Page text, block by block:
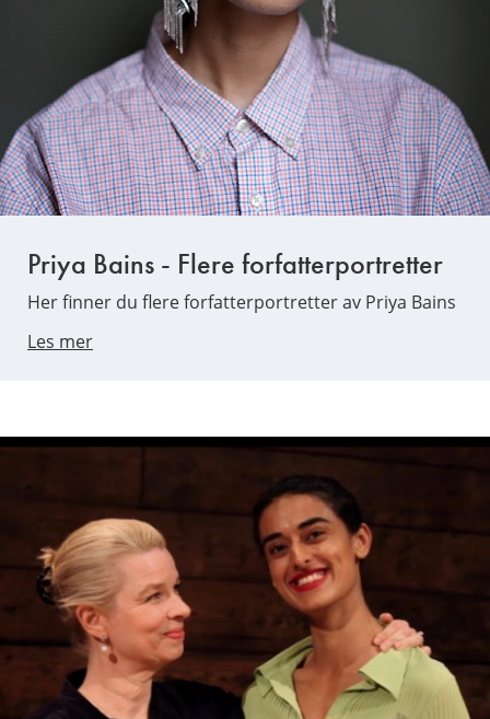
Priya Bains - Flere forfatterportretter
Her finner du flere forfatterportretter av Priya Bains
Les mer